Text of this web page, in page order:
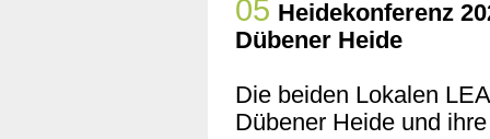
05 Heidekonferenz
Dübener Heide
Die beiden Lokalen
Dübener Heide und